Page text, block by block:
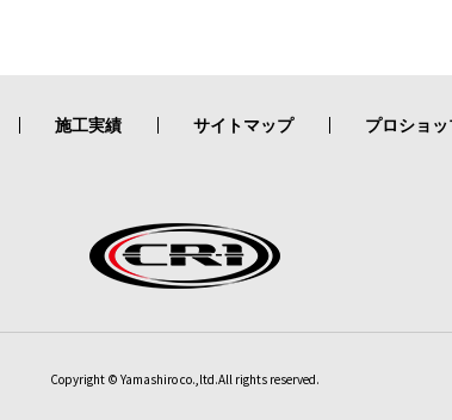
施工実績 サイトマップ プロショ
Copyright © Yamashiro co.,ltd.All rights reserved.